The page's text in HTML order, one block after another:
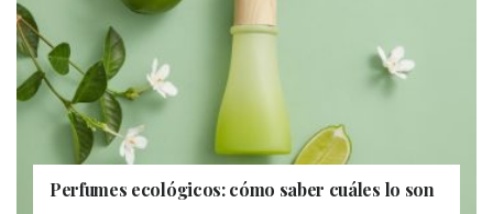
Perfumes ecológicos: cómo saber cuáles lo son